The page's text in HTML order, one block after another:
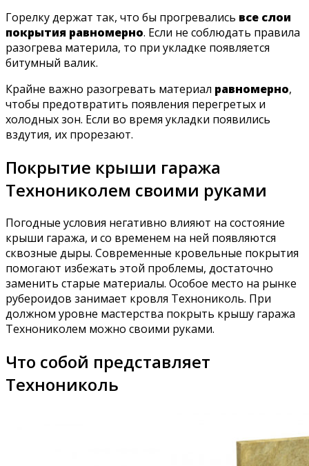
Горелку держат так, что бы прогревались все слои
покрытия равномерно. Если не соблюдать правила
разогрева материла, то при укладке появляется
битумный валик.
Крайне важно разогревать материал равномерно,
чтобы предотвратить появления перегретых и
холодных зон. Если во время укладки появились
вздутия, их прорезают.
Покрытие крыши гаража
Технониколем своими руками
Погодные условия негативно влияют на состояние
крыши гаража, и со временем на ней появляются
сквозные дыры. Современные кровельные покрытия
помогают избежать этой проблемы, достаточно
заменить старые материалы. Особое место на рынке
рубероидов занимает кровля Технониколь. При
должном уровне мастерства покрыть крышу гаража
Технониколем можно своими руками.
Что собой представляет
Технониколь